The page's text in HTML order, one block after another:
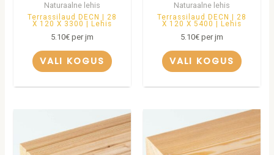
Naturaalne lehis
Terrassilaud DECN | 28
X 120 X 3300 | Lehis
5.10€ per jm
VALI KOGUS
Naturaalne lehis
Terrassilaud DECN | 28
X 120 X 5400 | Lehis
5.10€per jm
VALI KOGUS